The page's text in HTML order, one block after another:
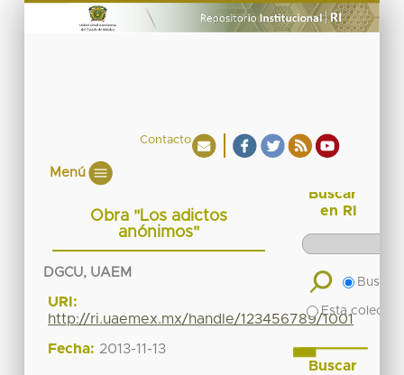
Contacto
Menú
Obra "Los adictos
anónimos"
DGCU, UAEM
URI:
http://ri.uaemex.mx/handle/123456789/1001
Fecha: 2013-11-13
Buscar
en RI
Buscar
Esta
Buscar